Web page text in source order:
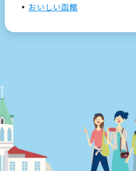
おいしい函館